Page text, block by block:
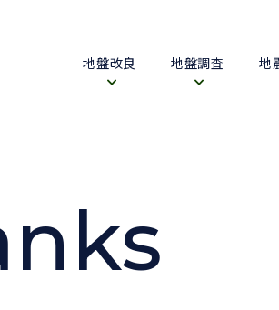
地盤改良 地盤調査 地